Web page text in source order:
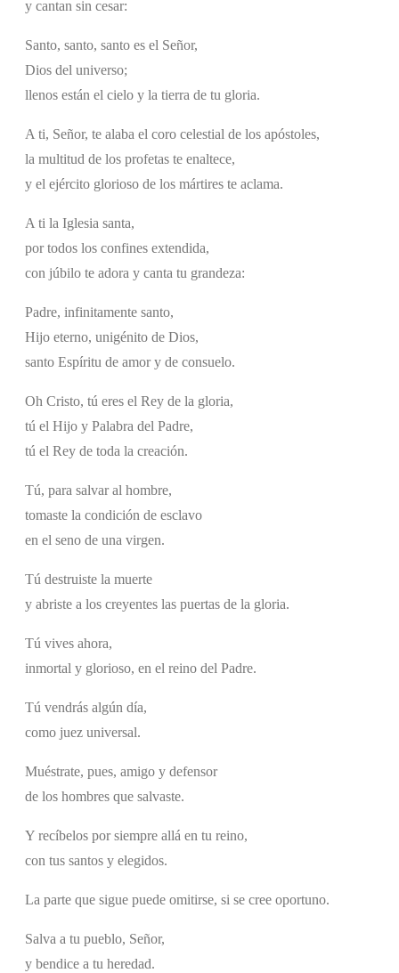
y cantan sin cesar:
Santo, santo, santo es el Señor,
Dios del universo;
llenos están el cielo y la tierra de tu gloria.
A ti, Señor, te alaba el coro celestial de los apóstoles,
la multitud de los profetas te enaltece,
y el ejército glorioso de los mártires te aclama.
A ti la Iglesia santa,
por todos los confines extendida,
con júbilo te adora y canta tu grandeza:
Padre, infinitamente santo,
Hijo eterno, unigénito de Dios,
santo Espíritu de amor y de consuelo.
Oh Cristo, tú eres el Rey de la gloria,
tú el Hijo y Palabra del Padre,
tú el Rey de toda la creación.
Tú, para salvar al hombre,
tomaste la condición de esclavo
en el seno de una virgen.
Tú destruiste la muerte
y abriste a los creyentes las puertas de la gloria.
Tú vives ahora,
inmortal y glorioso, en el reino del Padre.
Tú vendrás algún día,
como juez universal.
Muéstrate, pues, amigo y defensor
de los hombres que salvaste.
Y recíbelos por siempre allá en tu reino,
con tus santos y elegidos.
La parte que sigue puede omitirse, si se cree oportuno.
Salva a tu pueblo, Señor,
y bendice a tu heredad.